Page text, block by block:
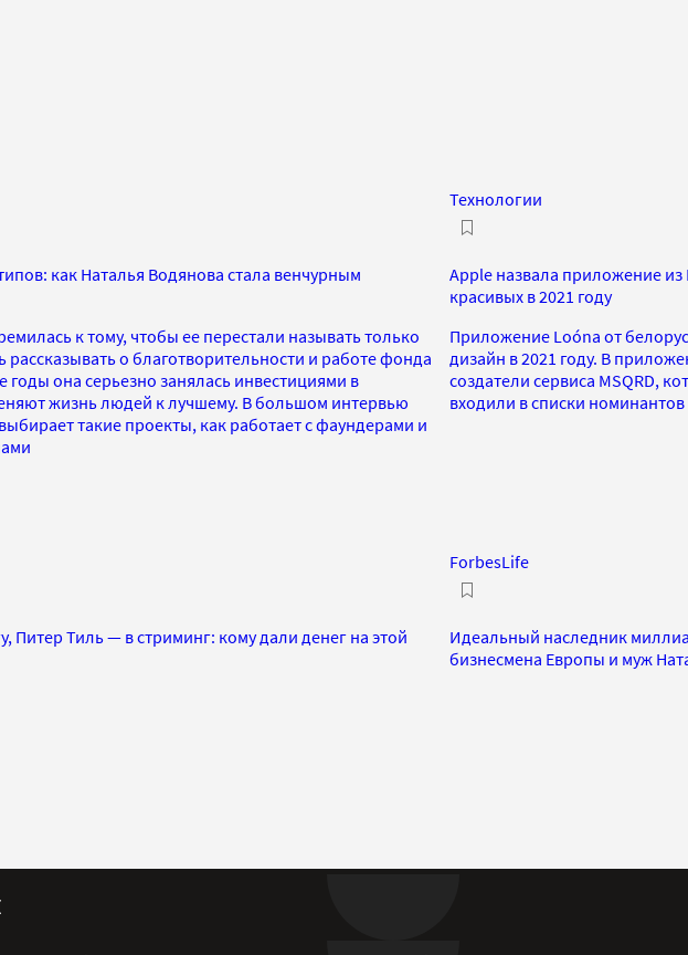
как Наталья Водянова стала венчурным
к тому, чтобы ее перестали называть только
о благотворительности и работе фонда
она серьезно занялась инвестициями в
жизнь людей к лучшему. В большом интервью
такие проекты, как работает с фаундерами и
Технологии
Apple назвала приложение
красивых в 2021 году
Приложение Loóna от
дизайн в 2021 году. В
создатели сервиса MSQRD,
входили в списки
Питер Тиль — в стриминг: кому дали денег на этой
ForbesLife
Идеальный наследник
бизнесмена Европы и муж